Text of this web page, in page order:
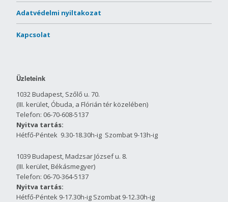
Adatvédelmi nyiltakozat
Kapcsolat
Üzleteink
1032 Budapest, Szőlő u. 70.
(III. kerület, Óbuda, a Flórián tér közelében)
Telefon: 06-70-608-5137
Nyitva tartás:
Hétfő-Péntek 9.30-18.30h-ig Szombat 9-13h-ig
1039 Budapest, Madzsar József u. 8.
(III. kerület, Békásmegyer)
Telefon: 06-70-364-5137
Nyitva tartás:
Hétfő-Péntek 9-17.30h-ig Szombat 9-12.30h-ig